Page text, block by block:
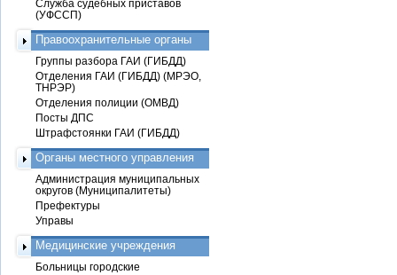
Служба судебных приставов
(УФССП)
Правоохранительные органы
Группы разбора ГАИ (ГИБДД)
Отделения ГАИ (ГИБДД) (МРЭО,
ТНРЭР)
Отделения полиции (ОМВД)
Посты ДПС
Штрафстоянки ГАИ (ГИБДД)
Органы местного управления
Администрация муниципальных
округов (Муниципалитеты)
Префектуры
Управы
Медицинские учреждения
Больницы городские